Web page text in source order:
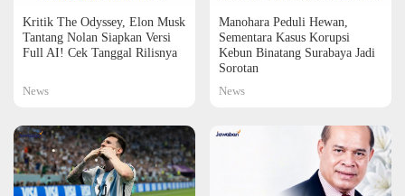
Kritik The Odyssey, Elon Musk
Tantang Nolan Siapkan Versi
Full AI! Cek Tanggal Rilisnya
News
Manohara Peduli Hewan,
Sementara Kasus Korupsi
Kebun Binatang Surabaya Jadi
Sorotan
News